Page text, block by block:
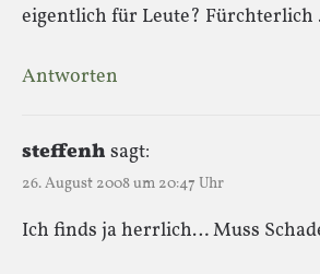
eigentlich für Leute?
Antworten
steffenh sagt:
26. August 2008 um 20:47 Uhr
Ich finds ja herrlich… Muss